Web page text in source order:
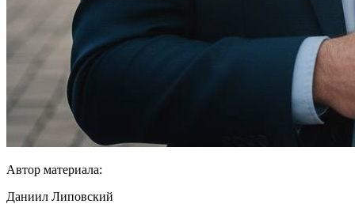
Автор материала:
Даниил Липовский